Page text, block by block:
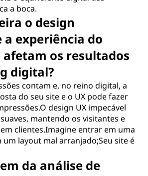
a boca.
o design
a experiência do
afetam os resultados
digital?
contam e, no reino digital, a
do seu site e o UX pode fazer
design UX impecável
mantendo os visitantes e
clientes.Imagine entrar em uma
layout mal arranjado;Seu site é
da análise de